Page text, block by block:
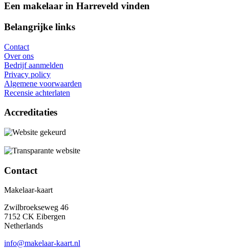
Een makelaar in Harreveld vinden
Belangrijke links
Contact
Over ons
Bedrijf aanmelden
Privacy policy
Algemene voorwaarden
Recensie achterlaten
Accreditaties
Contact
Makelaar-kaart
Zwilbroekseweg 46
7152 CK Eibergen
Netherlands
info@makelaar-kaart.nl